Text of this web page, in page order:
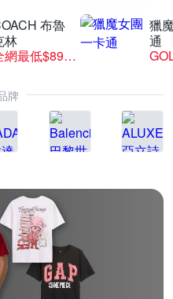
布魯
林
全網最低$8999
獵
通
牌